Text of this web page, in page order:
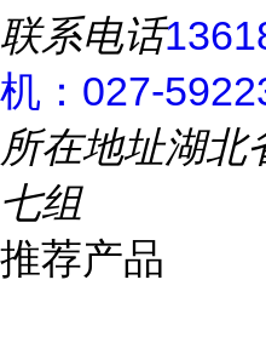
联系电话
机：027-
所在地址湖北
七组
推荐产品